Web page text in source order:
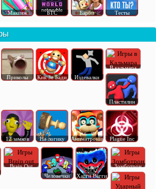
Макияж БТС Барби Тесты
Приколы Кик Зе Бади Издевалки
В кальмара
Пластилин
12 замков На логику Аниматроник Plague Inc
Brain Out
Человечки
Хагги Вагги
Зомботрон